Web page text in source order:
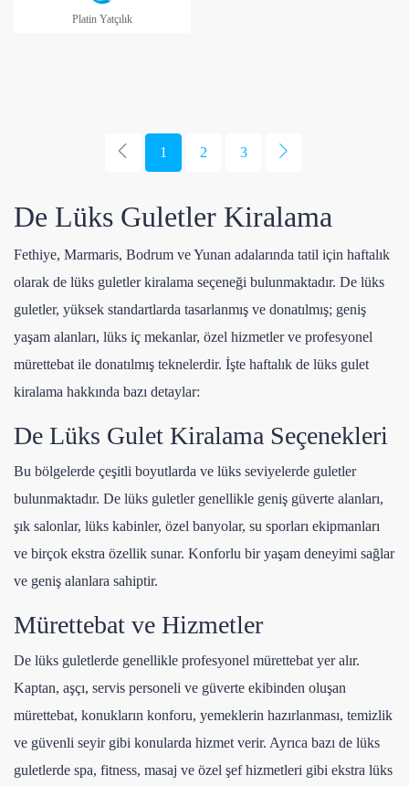
Platin Yatçılık
1 2 3
De Lüks Guletler Kiralama
Fethiye, Marmaris, Bodrum ve Yunan adalarında tatil için haftalık
olarak de lüks guletler kiralama seçeneği bulunmaktadır. De lüks
guletler, yüksek standartlarda tasarlanmış ve donatılmış; geniş
yaşam alanları, lüks iç mekanlar, özel hizmetler ve profesyonel
mürettebat ile donatılmış teknelerdir. İşte haftalık de lüks gulet
kiralama hakkında bazı detaylar:
De Lüks Gulet Kiralama Seçenekleri
Bu bölgelerde çeşitli boyutlarda ve lüks seviyelerde guletler
bulunmaktadır. De lüks guletler genellikle geniş güverte alanları,
şık salonlar, lüks kabinler, özel banyolar, su sporları ekipmanları
ve birçok ekstra özellik sunar. Konforlu bir yaşam deneyimi sağlar
ve geniş alanlara sahiptir.
Mürettebat ve Hizmetler
De lüks guletlerde genellikle profesyonel mürettebat yer alır.
Kaptan, aşçı, servis personeli ve güverte ekibinden oluşan
mürettebat, konukların konforu, yemeklerin hazırlanması, temizlik
ve güvenli seyir gibi konularda hizmet verir. Ayrıca bazı de lüks
guletlerde spa, fitness, masaj ve özel şef hizmetleri gibi ekstra lüks